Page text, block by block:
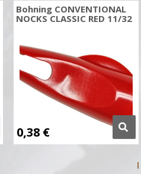
Bohning CONVENTIONAL
NOCKS CLASSIC RED 11/32
0,38 €